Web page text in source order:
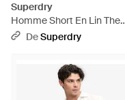
Superdry
Homme Short En Lin The
Merchant Store Taille - Bleu
DeSuperdry